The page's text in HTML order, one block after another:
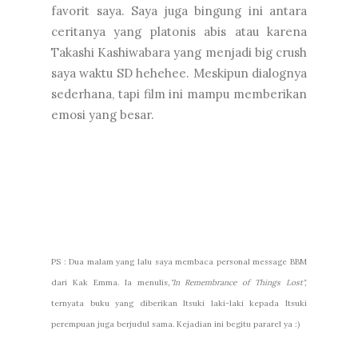
favorit saya. Saya juga bingung ini antara
ceritanya yang platonis abis atau karena
Takashi Kashiwabara yang menjadi big crush
saya waktu SD hehehee. Meskipun dialognya
sederhana, tapi film ini mampu memberikan
emosi yang besar.
PS : Dua malam yang lalu saya membaca personal message BBM
dari Kak Emma. Ia menulis, "In Remembrance of Things Lost",
ternyata buku yang diberikan Itsuki laki-laki kepada Itsuki
perempuan juga berjudul sama. Kejadian ini begitu pararel ya :)